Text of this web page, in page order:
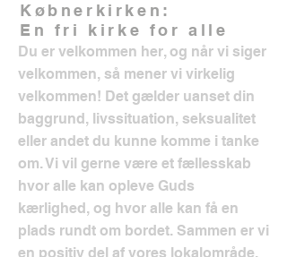
Købnerkirken:
En fri kirke for alle
Du er velkommen her, og når vi siger
velkommen, så mener vi virkelig
velkommen! Det gælder uanset din
baggrund, livssituation, seksualitet
eller andet du kunne komme i tanke
om. Vi vil gerne være et fællesskab
hvor alle kan opleve Guds
kærlighed, og hvor alle kan få en
plads rundt om bordet. Sammen er vi
en positiv del af vores lokalområde.